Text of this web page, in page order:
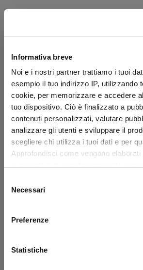
Informativa breve
Noi e i nostri partner trattiamo i tuoi
esempio il tuo indirizzo IP, utilizzando
cookie, per memorizzare e accedere
tuo dispositivo. Ciò è finalizzato a
contenuti personalizzati, valutare
analizzare gli utenti e sviluppare il
scegliere chi utilizza i tuoi dati e per
Approfondisci come vengono
momento dalla Dichiarazione sui “
delNecessari
Preferenze
Statistiche
Application error: a client-side exception
browser console for more